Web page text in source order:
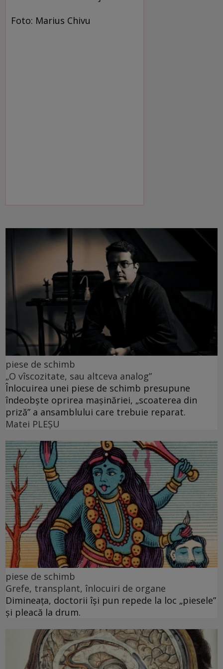
Foto: Marius Chivu
piese de schimb
„O vîscozitate, sau altceva analog”
Înlocuirea unei piese de schimb presupune
îndeobște oprirea mașinăriei, „scoaterea din
priză” a ansamblului care trebuie reparat.
Matei PLEŞU
piese de schimb
Grefe, transplant, înlocuiri de organe
Dimineața, doctorii își pun repede la loc „piesele”
și pleacă la drum.